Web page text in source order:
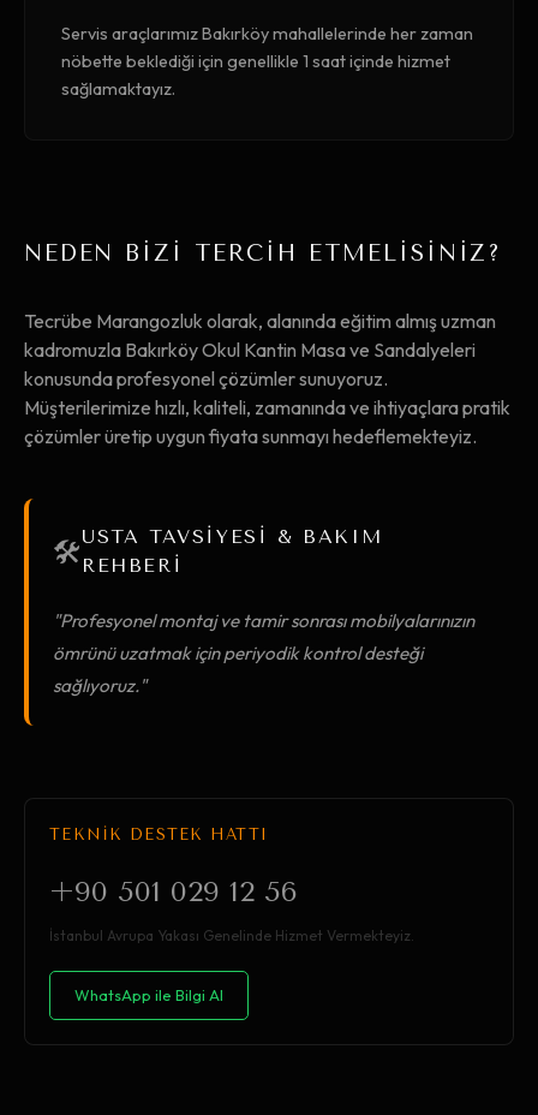
Servis araçlarımız Bakırköy mahallelerinde her zaman
nöbette beklediği için genellikle 1 saat içinde hizmet
sağlamaktayız.
NEDEN BİZİ TERCİH ETMELİSİNİZ?
Tecrübe Marangozluk olarak, alanında eğitim almış uzman
kadromuzla Bakırköy Okul Kantin Masa ve Sandalyeleri
konusunda profesyonel çözümler sunuyoruz.
Müşterilerimize hızlı, kaliteli, zamanında ve ihtiyaçlara pratik
çözümler üretip uygun fiyata sunmayı hedeflemekteyiz.
🛠️USTA TAVSİYESİ & BAKIM
REHBERİ
"Profesyonel montaj ve tamir sonrası mobilyalarınızın
ömrünü uzatmak için periyodik kontrol desteği
sağlıyoruz."
TEKNİK DESTEK HATTI
+90 501 029 12 56
İstanbul Avrupa Yakası Genelinde Hizmet Vermekteyiz.
WhatsApp ile Bilgi Al